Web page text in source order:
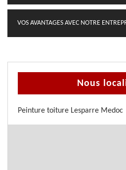
VOS AVANTAGES AVEC NOTRE
Nous
Peinture toiture Lesparre Medoc